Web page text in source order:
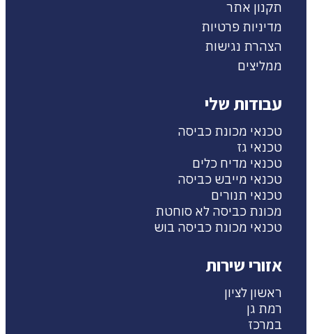
תקנון אתר
מדיניות פרטיות
הצהרת נגישות
ממליצים
עבודות שלי
טכנאי מכונת כביסה
טכנאי גז
טכנאי מדיח כלים
טכנאי מייבש כביסה
טכנאי תנורים
מכונת כביסה לא סוחטת
טכנאי מכונת כביסה בוש
אזורי שירות
ראשון לציון
רמת גן
במרכז